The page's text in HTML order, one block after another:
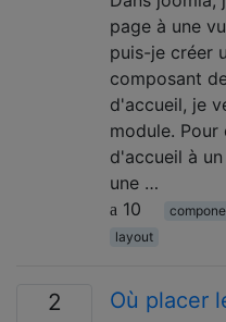
page à une
puis-je créer
composant
d'accueil, je
module.
d'accueil à
une …
10
layout
2
Où placer